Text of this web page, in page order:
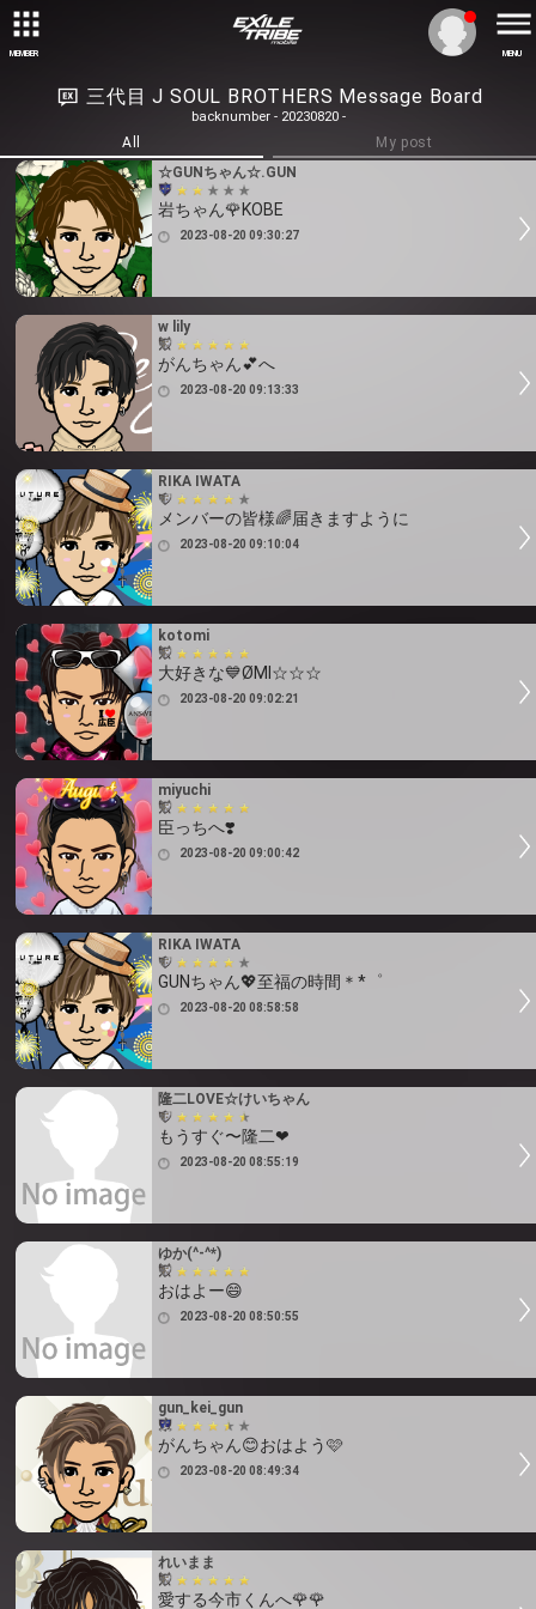
MEMBER MENU
三代目 J SOUL BROTHERS Message Board
backnumber - 20230820 -
All
My post
☆GUNちゃん☆.GUN
岩ちゃん🌹KOBE
2023-08-20 09:30:27
w lily
がんちゃん💕へ
2023-08-20 09:13:33
RIKA IWATA
メンバーの皆様🌈届きますように
2023-08-20 09:10:04
kotomi
大好きな💙ØMI☆☆☆
2023-08-20 09:02:21
miyuchi
臣っちへ❣️
2023-08-20 09:00:42
RIKA IWATA
GUNちゃん💖至福の時間＊*゜
2023-08-20 08:58:58
隆二LOVE☆けいちゃん
もうすぐ〜隆二❤
2023-08-20 08:55:19
ゆか(^-^*)
おはよー😄
2023-08-20 08:50:55
gun_kei_gun
がんちゃん😊おはよう🩷
2023-08-20 08:49:34
れいまま
愛する今市くんへ🌹🌹